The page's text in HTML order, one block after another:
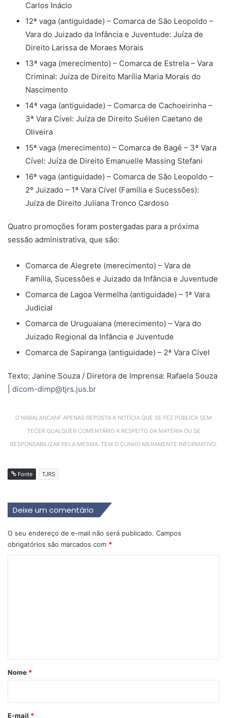
Carlos Inácio
12ª vaga (antiguidade) – Comarca de São Leopoldo –
Vara do Juizado da Infância e Juventude: Juíza de
Direito Larissa de Moraes Morais
13ª vaga (merecimento) – Comarca de Estrela – Vara
Criminal: Juíza de Direito Marília Maria Morais do
Nascimento
14ª vaga (antiguidade) – Comarca de Cachoeirinha –
3ª Vara Cível: Juíza de Direito Suélen Caetano de
Oliveira
15ª vaga (merecimento) – Comarca de Bagé – 3ª Vara
Cível: Juíza de Direito Emanuelle Massing Stefani
16ª vaga (antiguidade) – Comarca de São Leopoldo –
2º Juizado – 1ª Vara Cível (Família e Sucessões):
Juíza de Direito Juliana Tronco Cardoso
Quatro promoções foram postergadas para a próxima
sessão administrativa, que são:
Comarca de Alegrete (merecimento) – Vara de
Família, Sucessões e Juizado da Infância e Juventude
Comarca de Lagoa Vermelha (antiguidade) – 1ª Vara
Judicial
Comarca de Uruguaiana (merecimento) – Vara do
Juizado Regional da Infância e Juventude
Comarca de Sapiranga (antiguidade) – 2ª Vara Cível
Texto: Janine Souza / Diretora de Imprensa: Rafaela Souza
dicom-dimp@tjrs.jus.br
O NABALANCANF APENAS REPOSTA A NOTÍCIA QUE SE FEZ PÚBLICA SEM
TECER QUALQUER COMENTÁRIO A RESPEITO DA MATÉRIA OU SE
RESPONSABILIZAR PELA MESMA. TEM O CUNHO MERAMENTE INFORMATIVO.
Fonte TJRS
Deixe um comentário
O seu endereço de e-mail não será publicado. Campos
obrigatórios são marcados com *
r
*
Nome *
E-mail *